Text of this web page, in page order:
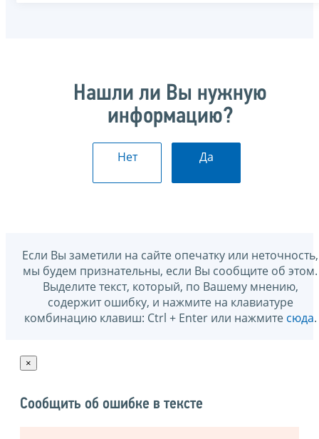
Нашли ли Вы нужную
информацию?
Нет Да
Если Вы заметили на сайте опечатку или неточность,
мы будем признательны, если Вы сообщите об этом.
Выделите текст, который, по Вашему мнению,
содержит ошибку, и нажмите на клавиатуре
комбинацию клавиш: Ctrl + Enter или нажмите сюда.
×
Сообщить об ошибке в тексте